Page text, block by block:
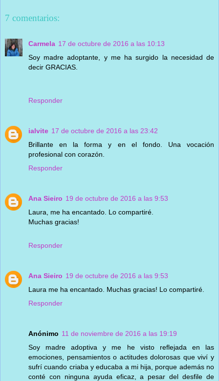
7 comentarios:
Carmela 17 de octubre de 2016 a las 10:13
Soy madre adoptante, y me ha surgido la necesidad de
decir GRACIAS.
Responder
ialvite 17 de octubre de 2016 a las 23:42
Brillante en la forma y en el fondo. Una vocación
profesional con corazón.
Responder
Ana Sieiro 19 de octubre de 2016 a las 9:53
Laura, me ha encantado. Lo compartiré.
Muchas gracias!
Responder
Ana Sieiro 19 de octubre de 2016 a las 9:53
Laura me ha encantado. Muchas gracias! Lo compartiré.
Responder
Anónimo 11 de noviembre de 2016 a las 19:19
Soy madre adoptiva y me he visto reflejada en las
emociones, pensamientos o actitudes dolorosas que viví y
sufrí cuando criaba y educaba a mi hija, porque además no
conté con ninguna ayuda eficaz, a pesar del desfile de